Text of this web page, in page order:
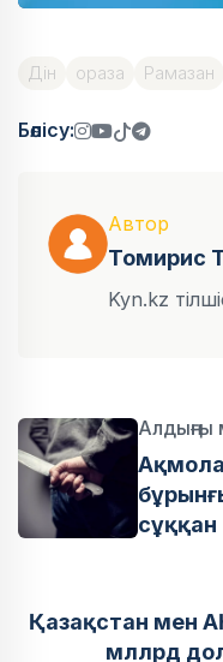
Дін ораза Рамазан
Бөлісу:
Автор
Томирис
Kyn.kz
Алдыңғы
сұққан
Қазақстан мен
мллрд